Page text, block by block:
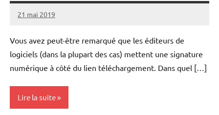
21 mai 2019
nohackme
Aucun
Vous avez peut-être remarqué que les éditeurs de
logiciels (dans la plupart des cas) mettent une signature
numérique à côté du lien téléchargement. Dans quel […]
Lire la suite